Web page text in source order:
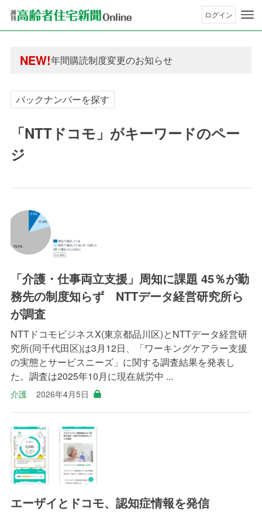
ログイン
NEW!
年間購読制度変更のお知らせ
高齢者住宅新聞 無料会員の皆様へ閲覧本数変更
バックナンバーを探す
「NTTドコモ」がキーワードのペー
ジ
「介護・仕事両立支援」周知に課題 45％が勤
務先の制度知らず NTTデータ経営研究所ら
が調査
NTTドコモビジネスX(東京都品川区)とNTTデータ経営研
究所(同千代田区)は3月12日、「ワーキングケアラー支援
の実態とサービスニーズ」に関する調査結果を発表し
た。調査は2025年10月に現在就労中 ...
介護 2026年4月5日
エーザイとドコモ、認知症情報を発信